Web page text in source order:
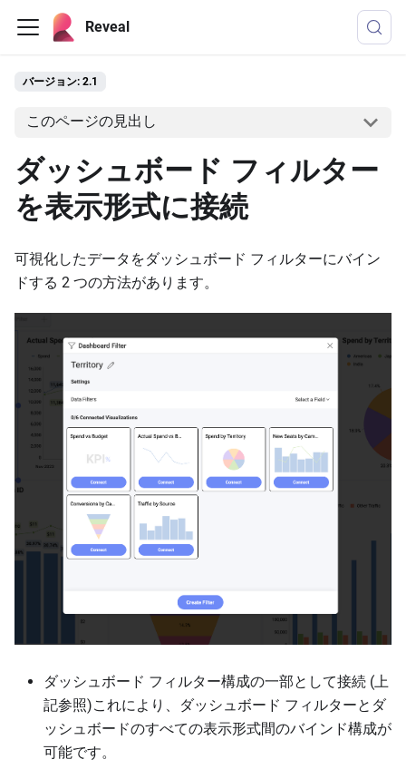
Reveal
バージョン: 2.1
このページの見出し
ダッシュボード フィルター
を表示形式に接続
可視化したデータをダッシュボード フィルターにバイン
ドする 2 つの方法があります。
ダッシュボード フィルター構成の一部として接続 (上
記参照)これにより、ダッシュボード フィルターとダ
ッシュボードのすべての表示形式間のバインド構成が
可能です。